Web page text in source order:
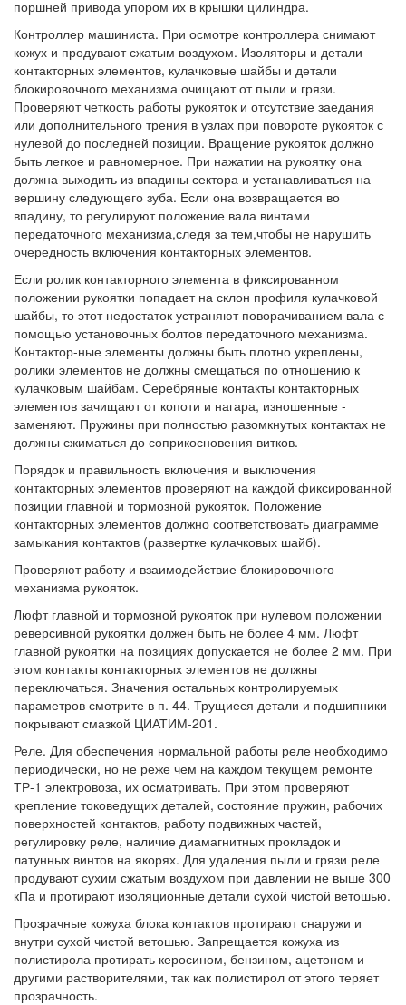
поршней привода упором их в крышки цилиндра.
Контроллер машиниста. При осмотре контроллера снимают
кожух и продувают сжатым воздухом. Изоляторы и детали
контакторных элементов, кулачковые шайбы и детали
блокировочного механизма очищают от пыли и грязи.
Проверяют четкость работы рукояток и отсутствие заедания
или дополнительного трения в узлах при повороте рукояток с
нулевой до последней позиции. Вращение рукояток должно
быть легкое и равномерное. При нажатии на рукоятку она
должна выходить из впадины сектора и устанавливаться на
вершину следующего зуба. Если она возвращается во
впадину, то регулируют положение вала винтами
передаточного механизма,следя за тем,чтобы не нарушить
очередность включения контакторных элементов.
Если ролик контакторного элемента в фиксированном
положении рукоятки попадает на склон профиля кулачковой
шайбы, то этот недостаток устраняют поворачиванием вала с
помощью установочных болтов передаточного механизма.
Контактор-ные элементы должны быть плотно укреплены,
ролики элементов не должны смещаться по отношению к
кулачковым шайбам. Серебряные контакты контакторных
элементов зачищают от копоти и нагара, изношенные -
заменяют. Пружины при полностью разомкнутых контактах не
должны сжиматься до соприкосновения витков.
Порядок и правильность включения и выключения
контакторных элементов проверяют на каждой фиксированной
позиции главной и тормозной рукояток. Положение
контакторных элементов должно соответствовать диаграмме
замыкания контактов (развертке кулачковых шайб).
Проверяют работу и взаимодействие блокировочного
механизма рукояток.
Люфт главной и тормозной рукояток при нулевом положении
реверсивной рукоятки должен быть не более 4 мм. Люфт
главной рукоятки на позициях допускается не более 2 мм. При
этом контакты контакторных элементов не должны
переключаться. Значения остальных контролируемых
параметров смотрите в п. 44. Трущиеся детали и подшипники
покрывают смазкой ЦИАТИМ-201.
Реле. Для обеспечения нормальной работы реле необходимо
периодически, но не реже чем на каждом текущем ремонте
ТР-1 электровоза, их осматривать. При этом проверяют
крепление токоведущих деталей, состояние пружин, рабочих
поверхностей контактов, работу подвижных частей,
регулировку реле, наличие диамагнитных прокладок и
латунных винтов на якорях. Для удаления пыли и грязи реле
продувают сухим сжатым воздухом при давлении не выше 300
кПа и протирают изоляционные детали сухой чистой ветошью.
Прозрачные кожуха блока контактов протирают снаружи и
внутри сухой чистой ветошью. Запрещается кожуха из
полистирола протирать керосином, бензином, ацетоном и
другими растворителями, так как полистирол от этого теряет
прозрачность.